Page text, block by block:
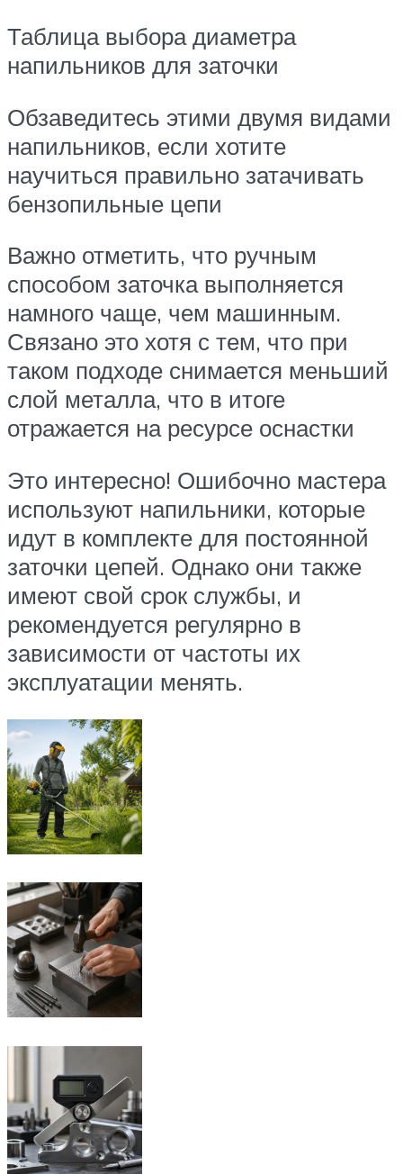
Таблица выбора диаметра
напильников для заточки
Обзаведитесь этими двумя видами
напильников, если хотите
научиться правильно затачивать
бензопильные цепи
Важно отметить, что ручным
способом заточка выполняется
намного чаще, чем машинным.
Связано это хотя с тем, что при
таком подходе снимается меньший
слой металла, что в итоге
отражается на ресурсе оснастки
Это интересно! Ошибочно мастера
используют напильники, которые
идут в комплекте для постоянной
заточки цепей. Однако они также
имеют свой срок службы, и
рекомендуется регулярно в
зависимости от частоты их
эксплуатации менять.